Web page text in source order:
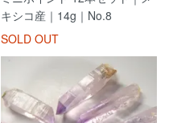
キシコ産｜14g｜No.8
SOLD OUT